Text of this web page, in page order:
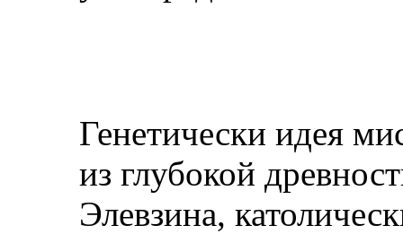
Генетически идея
из глубокой
Элевзина,